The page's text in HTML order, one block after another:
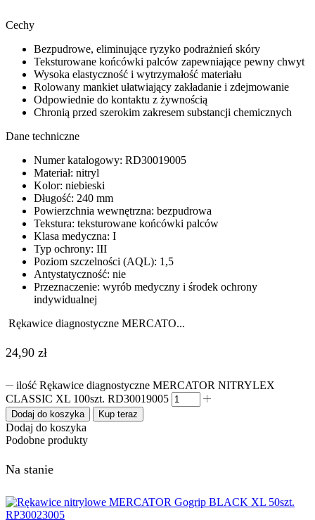
Cechy
Bezpudrowe, eliminujące ryzyko podrażnień skóry
Teksturowane końcówki palców zapewniające pewny chwyt
Wysoka elastyczność i wytrzymałość materiału
Rolowany mankiet ułatwiający zakładanie i zdejmowanie
Odpowiednie do kontaktu z żywnością
Chronią przed szerokim zakresem substancji chemicznych
Dane techniczne
Numer katalogowy: RD30019005
Materiał: nitryl
Kolor: niebieski
Długość: 240 mm
Powierzchnia wewnętrzna: bezpudrowa
Tekstura: teksturowane końcówki palców
Klasa medyczna: I
Typ ochrony: III
Poziom szczelności (AQL): 1,5
Antystatyczność: nie
Przeznaczenie: wyrób medyczny i środek ochrony
indywidualnej
Rękawice diagnostyczne MERCATO...
24,90 zł
ilość Rękawice diagnostyczne MERCATOR NITRYLEX
CLASSIC XL 100szt. RD30019005
Dodaj do koszyka Kup teraz
Dodaj do koszyka
Podobne produkty
Na stanie